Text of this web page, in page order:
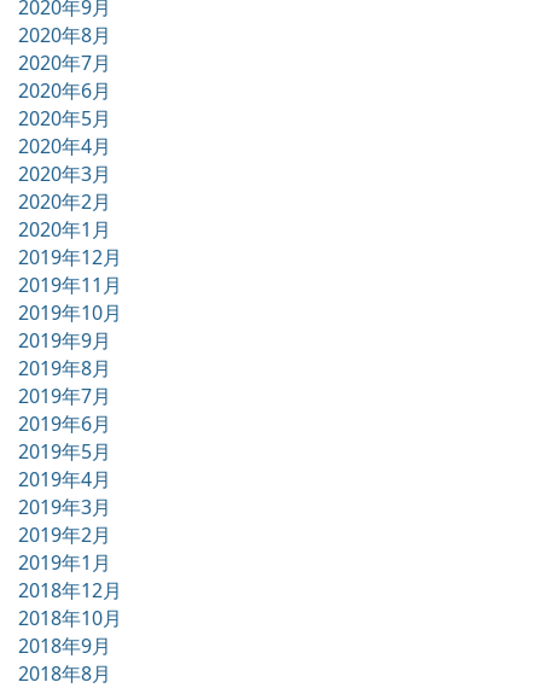
2020年9月
2020年8月
2020年7月
2020年6月
2020年5月
2020年4月
2020年3月
2020年2月
2020年1月
2019年12月
2019年11月
2019年10月
2019年9月
2019年8月
2019年7月
2019年6月
2019年5月
2019年4月
2019年3月
2019年2月
2019年1月
2018年12月
2018年10月
2018年9月
2018年8月